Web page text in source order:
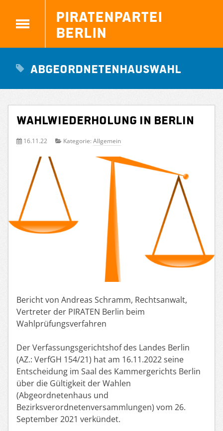
Piratenpartei
Berlin
Abgeordnetenhauswahl
Wahlwiederholung in Berlin
16.11.22 Kategorie: Allgemein
Bericht von Andreas Schramm, Rechtsanwalt,
Vertreter der PIRATEN Berlin beim
Wahlprüfungsverfahren
Der Verfassungsgerichtshof des Landes Berlin
(AZ.: VerfGH 154/21) hat am 16.11.2022 seine
Entscheidung im Saal des Kammergerichts Berlin
über die Gültigkeit der Wahlen
(Abgeordnetenhaus und
Bezirksverordnetenversammlungen) vom 26.
September 2021 verkündet.